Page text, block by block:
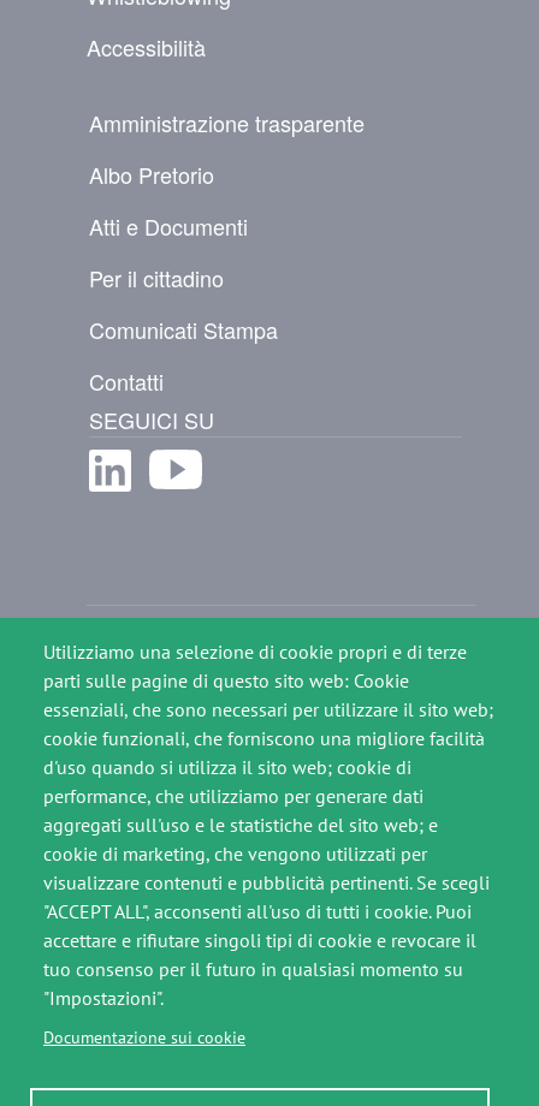
Utilizziamo una selezione di cookie propri e di terze
parti sulle pagine di questo sito web: Cookie
essenziali, che sono necessari per utilizzare il sito web;
cookie funzionali, che forniscono una migliore facilità
d'uso quando si utilizza il sito web; cookie di
performance, che utilizziamo per generare dati
aggregati sull'uso e le statistiche del sito web; e
cookie di marketing, che vengono utilizzati per
visualizzare contenuti e pubblicità pertinenti. Se scegli
"ACCEPT ALL", acconsenti all'uso di tutti i cookie. Puoi
accettare e rifiutare singoli tipi di cookie e revocare il
tuo consenso per il futuro in qualsiasi momento su
"Impostazioni".
Documentazione sui cookie
Accessibilità
NAVIGAZIONE SECONDARIA
Amministrazione trasparente
Albo Pretorio
Atti e Documenti
Per il cittadino
Comunicati Stampa
Contatti
SEGUICI SU
ImmagineImmagine
Note legali
Privacy Policy
Cookie Policy